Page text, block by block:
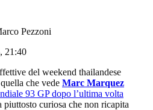
Pezzoni
21:40
del weekend thailandese
che vede Marc Marquez
93 GP dopo l’ultima volta
piuttosto curiosa che non ricapita